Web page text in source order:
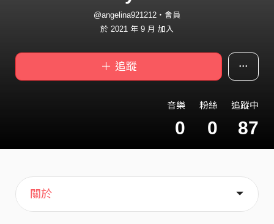
@angelina921212・會員
於 2021 年 9 月 加入
＋ 追蹤
音樂
0
粉絲
0
追蹤中
87
主頁
歌單
喜歡
關於